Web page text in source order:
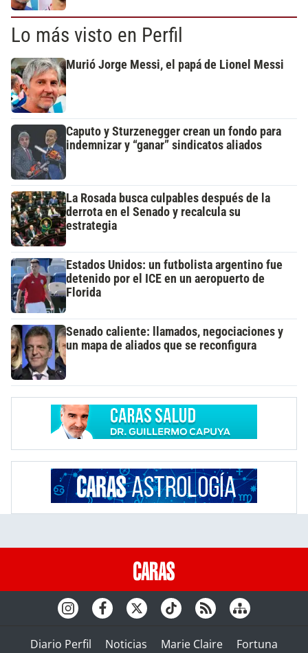
Lo más visto en Perfil
Murió Jorge Messi, el papá de Lionel Messi
Caputo y Sturzenegger crean un fondo para
indemnizar y “ganar” sindicatos aliados
La Rosada busca culpables después de la
derrota en el Senado y recalcula su
estrategia
Estados Unidos: un futbolista argentino fue
detenido por el ICE en un aeropuerto de
Florida
Senado caliente: llamados, negociaciones y
un mapa de aliados que se reconfigura
Diario Perfil Noticias Marie Claire Fortuna